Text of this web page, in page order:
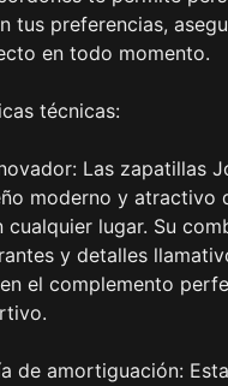
tus preferencias,
en todo momento.
técnicas:
Las zapatillas
moderno y atractivo
cualquier lugar. Su
y detalles
el complemento
de amortiguación: